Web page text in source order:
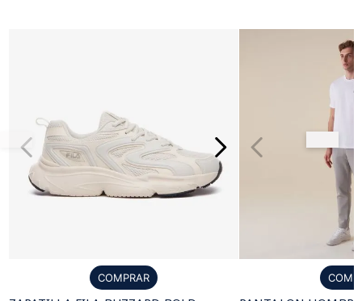
COMPRAR